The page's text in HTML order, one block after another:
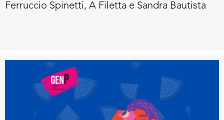
Ferruccio Spinetti, A Filetta e Sandra Bautista